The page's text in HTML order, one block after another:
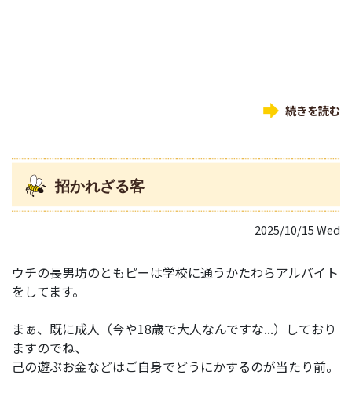
続きを読む
招かれざる客
2025/10/15 Wed
ウチの長男坊のともピーは学校に通うかたわらアルバイト
をしてます。
まぁ、既に成人（今や18歳で大人なんですな...）しており
ますのでね、
己の遊ぶお金などはご自身でどうにかするのが当たり前。